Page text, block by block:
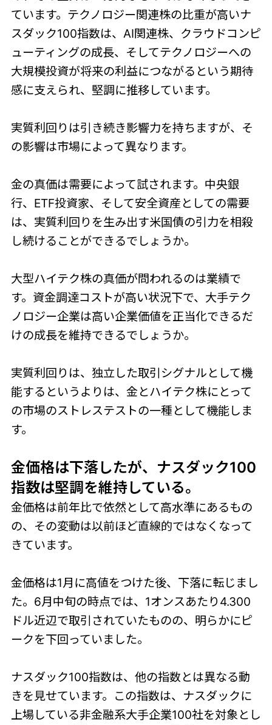
ています。テクノロジー関連株の比重が高いナ
スダック100指数は、AI関連株、クラウドコンピ
ューティングの成長、そしてテクノロジーへの
大規模投資が将来の利益につながるという期待
感に支えられ、堅調に推移しています。
実質利回りは引き続き影響力を持ちますが、そ
の影響は市場によって異なります。
金の真価は需要によって試されます。中央銀
行、ETF投資家、そして安全資産としての需要
は、実質利回りを生み出す米国債の引力を相殺
し続けることができるでしょうか。
大型ハイテク株の真価が問われるのは業績で
す。資金調達コストが高い状況下で、大手テク
ノロジー企業は高い企業価値を正当化できるだ
けの成長を維持できるでしょうか。
実質利回りは、独立した取引シグナルとして機
能するというよりは、金とハイテク株にとって
の市場のストレステストの一種として機能しま
す。
金価格は下落したが、ナスダック100
指数は堅調を維持している。
金価格は前年比で依然として高水準にあるもの
の、その変動は以前ほど直線的ではなくなって
きています。
金価格は1月に高値をつけた後、下落に転じまし
た。6月中旬の時点では、1オンスあたり4.300
ドル近辺で取引されていたものの、明らかにピ
ークを下回っていました。
ナスダック100指数は、他の指数とは異なる動
きを見せています。この指数は、ナスダックに
上場している非金融系大手企業100社を対象とし